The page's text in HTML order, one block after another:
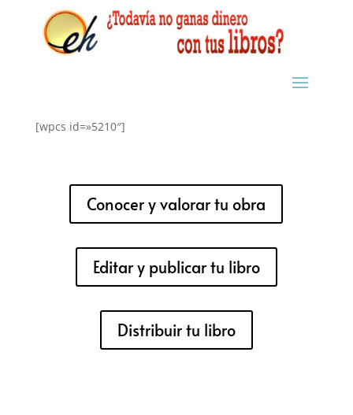
[wpcs id=»5210″]
Conocer y valorar tu obra
Editar y publicar tu libro
Distribuir tu libro